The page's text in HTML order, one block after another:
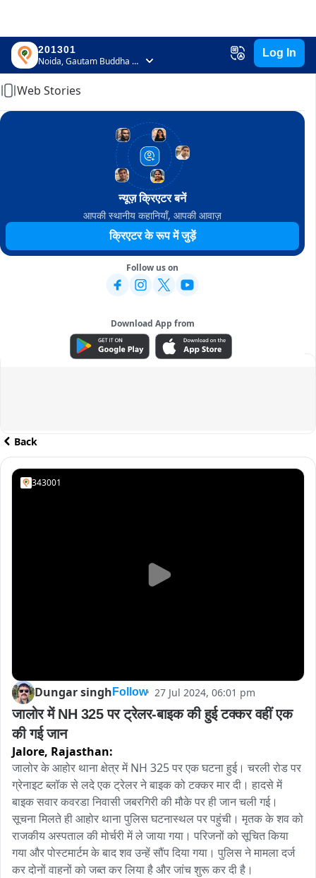
201301
Noida, Gautam Buddha Nagar, Uttar Pradesh
Log In
Home
Web Stories
न्यूज़ क्रिएटर बनें
आपकी स्थानीय कहानियाँ, आपकी आवाज़
क्रिएटर के रूप में जुड़ें
Follow us on
Download App from
ADVERTISEMENT
Back
343001
Dungar singh Follow 27 Jul 2024, 06:01 pm
जालोर में NH 325 पर ट्रेलर-बाइक की हुई टक्कर वहीं एक
की गई जान
Jalore, Rajasthan:
जालोर के आहोर थाना क्षेत्र में NH 325 पर एक घटना हुई। चरली रोड पर
ग्रेनाइट ब्लॉक से लदे एक ट्रेलर ने बाइक को टक्कर मार दी। हादसे में
बाइक सवार कवरडा निवासी जबरगिरी की मौके पर ही जान चली गई।
सूचना मिलते ही आहोर थाना पुलिस घटनास्थल पर पहुंची। मृतक के शव को
राजकीय अस्पताल की मोर्चरी में ले जाया गया। परिजनों को सूचित किया
गया और पोस्टमार्टम के बाद शव उन्हें सौंप दिया गया। पुलिस ने मामला दर्ज
कर दोनों वाहनों को जब्त कर लिया है और जांच शुरू कर दी है।